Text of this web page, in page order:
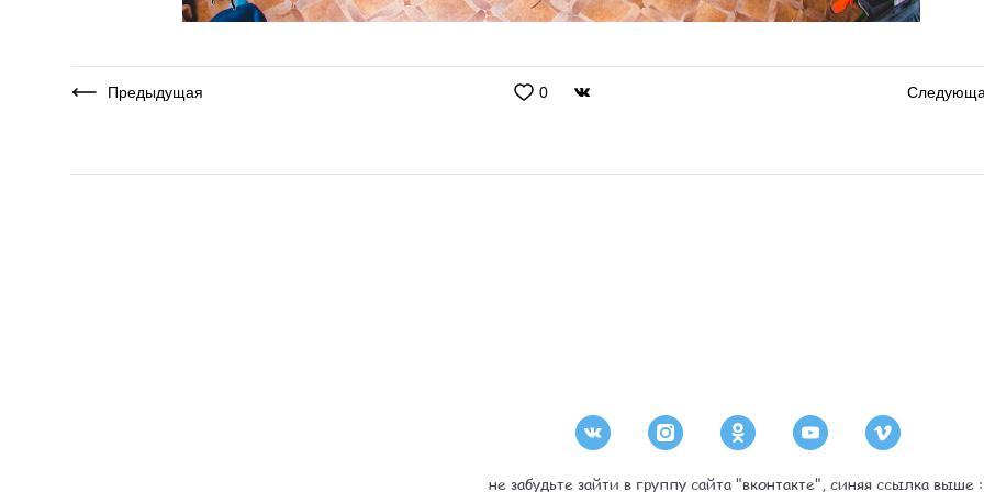
0
Предыдущая
не забудьте зайти в группу сайта "вконтакте", синяя ссылка выше